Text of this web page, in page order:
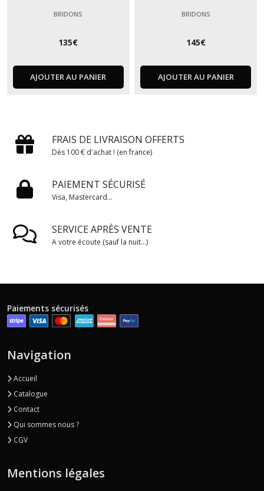
BRIDONS
135€
AJOUTER AU PANIER
BRIDONS
145€
AJOUTER AU PANIER
FRAIS DE LIVRAISON OFFERTS
Dès 100 € d'achat ! (en france)
PAIEMENT SÉCURISÉ
Visa, Mastercard...
SERVICE APRÈS VENTE
A votre écoute (sauf la nuit...)
Paiements sécurisés
Navigation
Accueil
Catalogue
Contact
Qui sommes nous ?
CGV
Mentions légales